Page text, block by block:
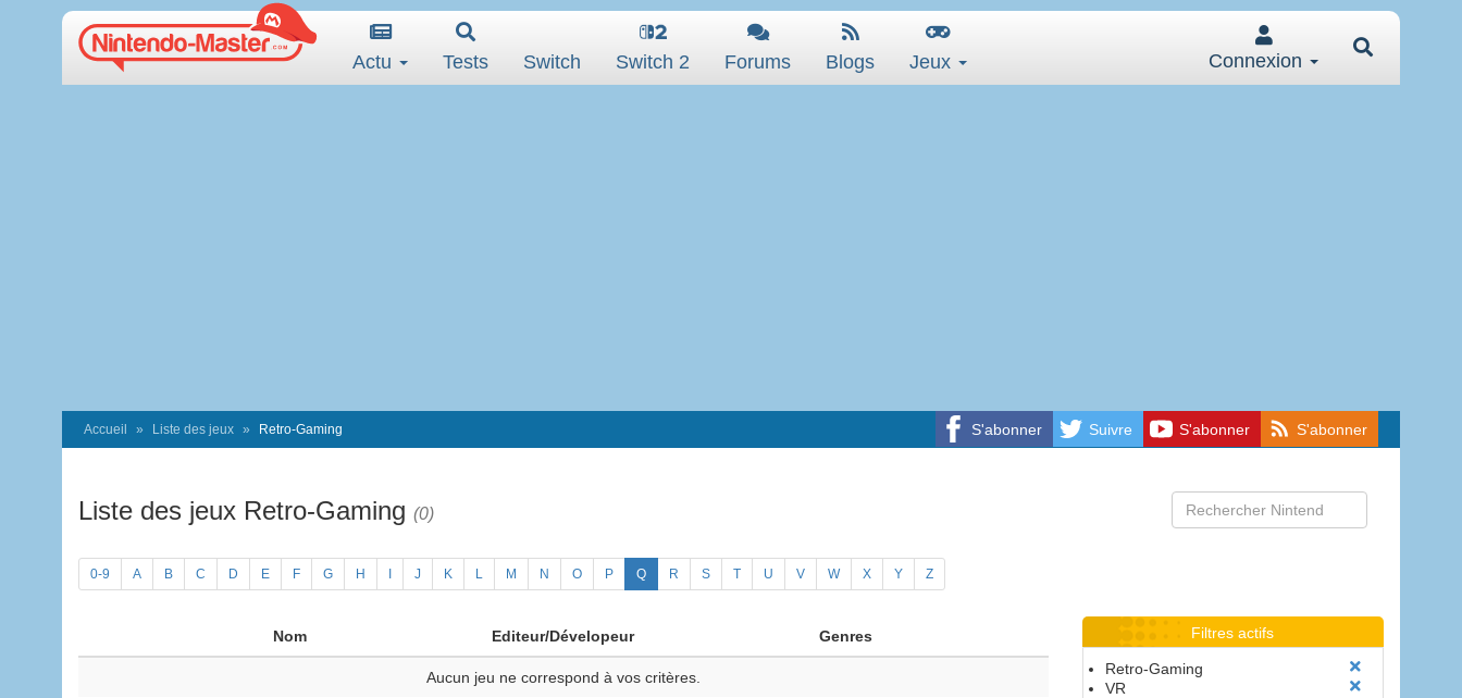
Actu Tests Switch Switch 2 Forums Blogs Jeux Connexion
S'abonner Suivre S'abonner S'abonner
Accueil Liste des jeux Retro-Gaming
Liste des jeux Retro-Gaming (0)
0-9 A B C D E F G H J K L M N O P Q R S T U V W X Y Z
Nom Editeur/Dévelopeur Genres
Aucun jeu ne correspond à vos critères.
Filtres actifs
Retro-Gaming
VR